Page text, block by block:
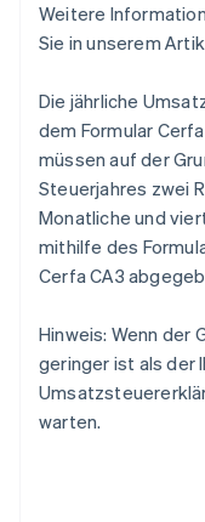
Weitere
Sie in unserem
Die jährliche
dem Formular Cerfa
müssen auf der
Steuerjahres zwei
Monatliche und
mithilfe des
Cerfa CA3
Hinweis: Wenn der
geringer ist als der
warten.